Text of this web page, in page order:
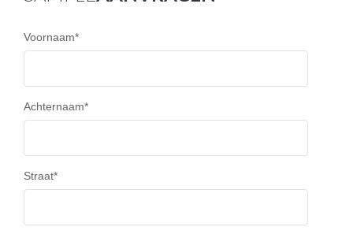
Voornaam*
Achternaam*
Straat*